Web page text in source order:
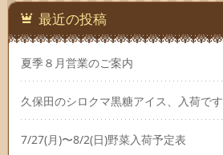
最近の投稿
夏季８月営業のご案内
久保田のシロクマ黒糖アイス、入荷です
7/27(月)〜8/2(日)野菜入荷予定表